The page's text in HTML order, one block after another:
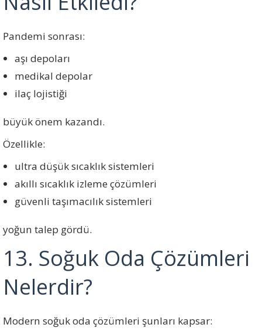
Pandemi sonrası:
aşı depoları
medikal depolar
ilaç lojistiği
büyük önem kazandı.
Özellikle:
ultra düşük sıcaklık sistemleri
akıllı sıcaklık izleme çözümleri
güvenli taşımacılık sistemleri
yoğun talep gördü.
13. Soğuk Oda Çözümleri
Nelerdir?
Modern soğuk oda çözümleri şunları kapsar: